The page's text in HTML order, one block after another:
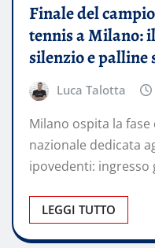
Finale del
tennis a Milano:
silenzio e palline
Luca Talotta
Milano ospita la
nazionale dedicata
ipovedenti:
LEGGI TUTTO